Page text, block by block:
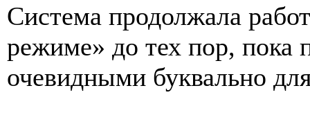
Система продолжала
режиме» до тех пор, пока
очевидными буквально